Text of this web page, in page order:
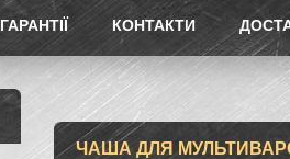
ГАРАНТІЇ КОНТАКТИ
ЧАША ДЛЯ